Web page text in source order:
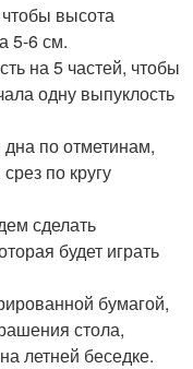
высота
5-6 см.
на 5 частей, чтобы
одну выпуклость
дна по отметинам,
по кругу
сделать
будет играть
бумагой,
стола,
летней беседке.